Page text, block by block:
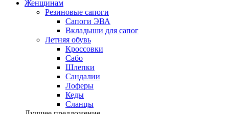
Женщинам
Резиновые сапоги
Cапоги ЭВА
Вкладыши для сапог
Летняя обувь
Кроссовки
Сабо
Шлепки
Сандалии
Лоферы
Кеды
Сланцы